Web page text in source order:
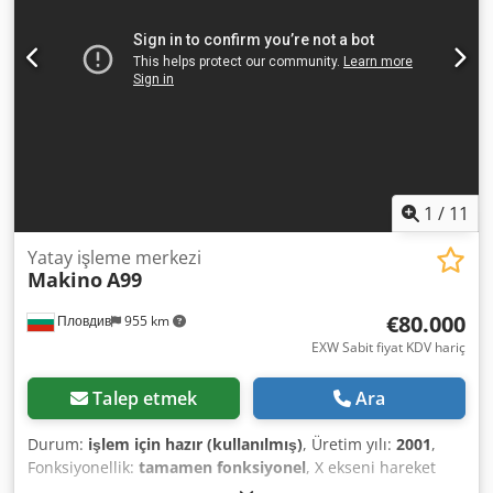
Dahil olanlar: Çift palet sistemi 40 istasyonlu otomatik
takım değiştirici Dedpfxezivz To Ah Ejck BT50 mil Makine
dökümantasyonu (mevcutsa) Sorunuz veya daha fazla
1 / 11
Пловдив 955 km
Yatay işleme merkezi
MakinoA99
€80.000
EXW Sabit fiyat KDV hariç
Talep etmek Ara
Durum: işlem için hazır (kullanılmış), Üretim yılı: 2001,
Fonksiyonellik: tamamen fonksiyonel, X ekseni hareket